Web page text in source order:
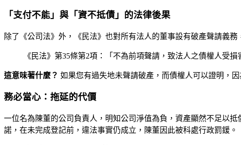
「支付不能」與「資不抵債」的法律後果
除了《公司法》外，《民法》也對所有法人的董事設有破產聲請義務
《民法》第35條第2項：「不為前項聲請，致法人之債權人受
這意味著什麼？ 如果您有過失地未聲請破產，而債權人可以證明，
務必當心：拖延的代價
一位名為陳董的公司負責人，明知公司淨值為負，資產顯然不足以
諾，在未完成登記前，違法事實仍成立，陳董因此被科處行政罰鍰。